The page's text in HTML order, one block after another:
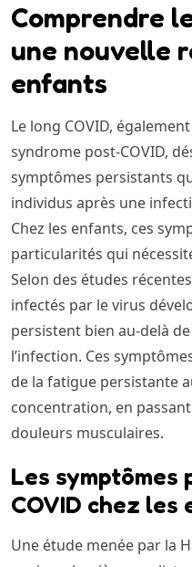
Comprendre
une nouvelle
enfants
Le long COVID,
syndrome post-COVID,
symptômes persistants
individus après une
Chez les enfants, ces
particularités qui
Selon des études
infectés par le virus
persistent bien au-delà
l’infection. Ces
de la fatigue persistante
concentration, en
douleurs musculaires.
Les symptômes
COVID chez les
Une étude menée par la